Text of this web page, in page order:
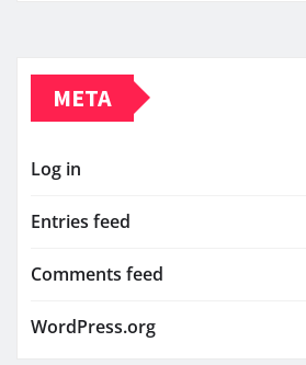
META
Log in
Entries feed
Comments feed
WordPress.org